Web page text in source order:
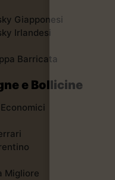
Giapponesi
Irlandesi
Barricata
e Bollicine
Migliore